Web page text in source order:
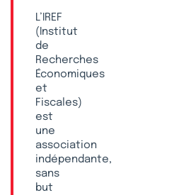
L’IREF
(Institut
de
Recherches
Économiques
et
Fiscales)
est
une
association
indépendante,
sans
but